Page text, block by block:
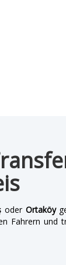
oder Ortaköy
Fahrern und